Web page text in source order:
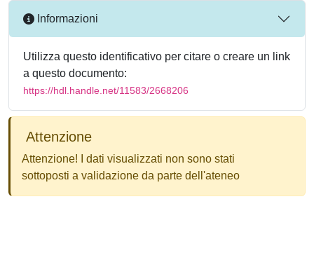
Informazioni
Utilizza questo identificativo per citare o creare un link
a questo documento:
https://hdl.handle.net/11583/2668206
Attenzione
Attenzione! I dati visualizzati non sono stati
sottoposti a validazione da parte dell'ateneo